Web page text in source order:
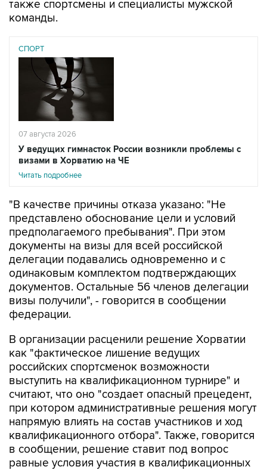
СПОРТ
07 августа 2026
У ведущих гимнасток России возникли проблемы с
визами в Хорватию на ЧЕ
Читать подробнее
"В качестве причины отказа указано: "Не
предполагаемого пребывания". При этом
документы на визы для всей российской
делегации подавались одновременно и с
одинаковым комплектом подтверждающих
документов. Остальные 56 членов делегации
визы получили", - говорится в сообщении
федерации.
В организации расценили решение Хорватии
российских спортсменок возможности
выступить на квалификационном турнире" и
считают, что оно "создает опасный прецедент,
при котором административные решения могут
напрямую влиять на состав участников и ход
квалификационного отбора". Также, говорится
в сообщении, решение ставит под вопрос
равные условия участия в квалификационных
соревнованиях для спортсменов всех
национальных федераций.